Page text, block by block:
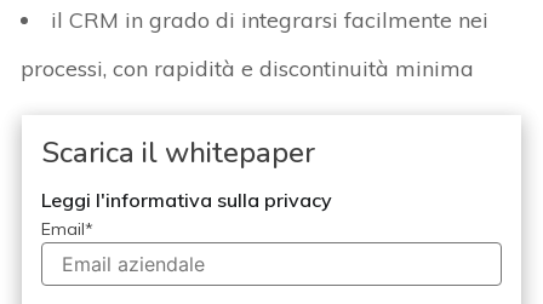
il CRM in grado di integrarsi facilmente nei
processi, con rapidità e discontinuità minima
Scarica il whitepaper
Leggi l'informativa sulla privacy
Email*